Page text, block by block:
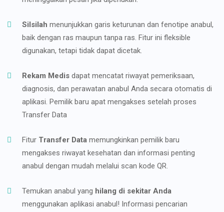
Silsilah menunjukkan garis keturunan dan fenotipe anabul,
baik dengan ras maupun tanpa ras. Fitur ini fleksible
digunakan, tetapi tidak dapat dicetak.
Rekam Medis dapat mencatat riwayat pemeriksaan,
diagnosis, dan perawatan anabul Anda secara otomatis di
aplikasi. Pemilik baru apat mengakses setelah proses
Transfer Data
Fitur Transfer Data memungkinkan pemilik baru
mengakses riwayat kesehatan dan informasi penting
anabul dengan mudah melalui scan kode QR.
Temukan anabul yang hilang di sekitar Anda
menggunakan aplikasi anabul! Informasi pencarian